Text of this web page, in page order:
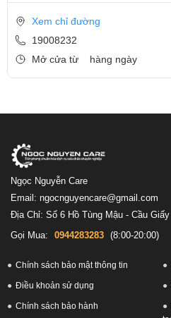
Xem chỉ đường
19008232
Mở cửa từ
hàng ngày
Ngọc Nguyễn Care
Email: ngocnguyencare@gmail.com
Địa Chỉ: Số 6 Hồ Tùng Mậu - Cầu Giấy
Gọi Mua:
0944283283 (8:00-20:00)
Chính sách bảo mật thông tin
Điều khoản sử dụng
Chính sách bảo hành